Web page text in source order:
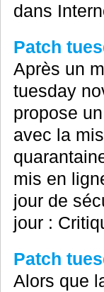
dans
Patch
Après un
tuesday
propose
avec la
mis en
jour de
jour :
Patch
Alors que